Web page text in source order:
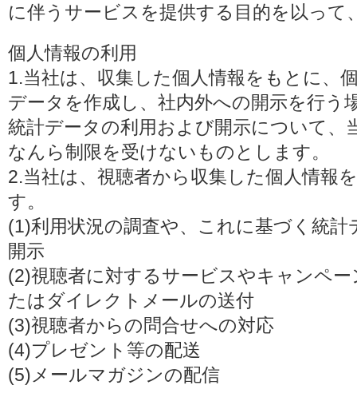
に伴うサービスを提供する目的を以って
個人情報の利用
1.当社は、収集した個人情報をもとに、
データを作成し、社内外への開示を行う
統計データの利用および開示について、
なんら制限を受けないものとします。
2.当社は、視聴者から収集した個人情報
す。
(1)利用状況の調査や、これに基づく統
開示
(2)視聴者に対するサービスやキャンペ
たはダイレクトメールの送付
(3)視聴者からの問合せへの対応
(4)プレゼント等の配送
(5)メールマガジンの配信